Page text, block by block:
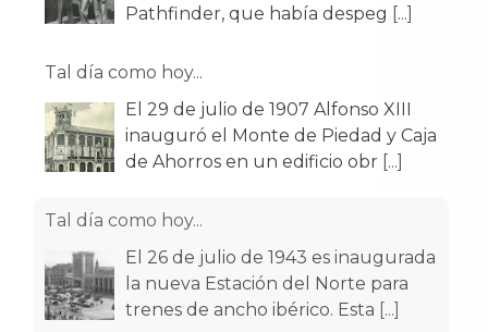
Pathfinder, que había despeg [...]
Tal día como hoy...
El 29 de julio de 1907 Alfonso XIII
inauguró el Monte de Piedad y Caja
de Ahorros en un edificio obr [...]
Tal día como hoy...
El 26 de julio de 1943 es inaugurada
la nueva Estación del Norte para
trenes de ancho ibérico. Esta [...]